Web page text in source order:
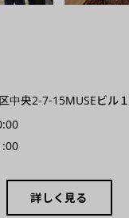
中央2-7-15MUSEビル
詳しく見る